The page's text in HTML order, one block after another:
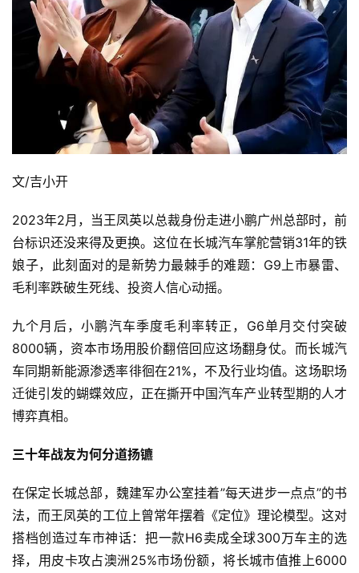
文/吉小开
2023年2月，当王凤英以总裁身份走进小鹏广州总部时，前
台标识还没来得及更换。这位在长城汽车掌舵营销31年的铁
娘子，此刻面对的是新势力最棘手的难题：G9上市暴雷、
毛利率跌破生死线、投资人信心动摇。
九个月后，小鹏汽车季度毛利率转正，G6单月交付突破
8000辆，资本市场用股价翻倍回应这场翻身仗。而长城汽
车同期新能源渗透率徘徊在21%，不及行业均值。这场职场
迁徙引发的蝴蝶效应，正在撕开中国汽车产业转型期的人才
博弈真相。
三十年战友为何分道扬镳
在保定长城总部，魏建军办公室挂着”每天进步一点点”的书
法，而王凤英的工位上曾常年摆着《定位》理论模型。这对
搭档创造过车市神话：把一款H6卖成全球300万车主的选
择，用皮卡攻占澳洲25%市场份额，将长城市值推上6000